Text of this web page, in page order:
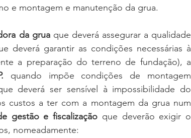
e montagem e manutenção da grua.
da grua que deverá assegurar a qualidade
deverá garantir as condições necessárias à
quando impõe condições de montagem
deverá ser sensível à impossibilidade do
custos a ter com a montagem da grua num
gestão e fiscalização que deverão exigir o
nomeadamente: